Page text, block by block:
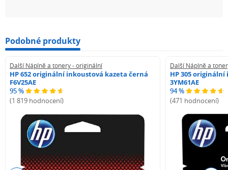
Podobné produkty
Další Náplně a tonery - originální
HP 652 originální inkoustová kazeta černá
F6V25AE
95 %
(1 819 hodnocení)
Další Náplně a
HP 305
3YM61AE
94 %
(471 hodnocení)